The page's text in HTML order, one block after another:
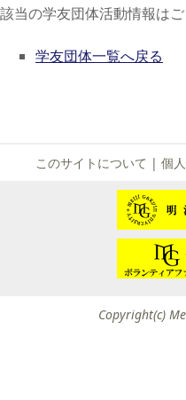
該当の学友団体活動情報はご
学友団体一覧へ戻る
このサイトについて | 個
Copyright(c)